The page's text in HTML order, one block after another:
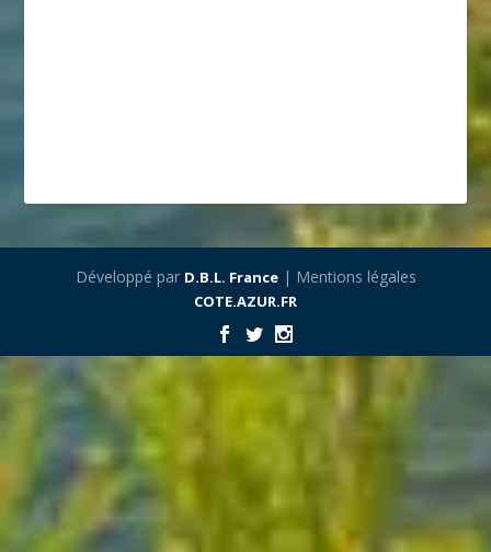
Développé par D.B.L. France| Mentions légales
COTE.AZUR.FR